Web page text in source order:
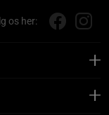
os her: